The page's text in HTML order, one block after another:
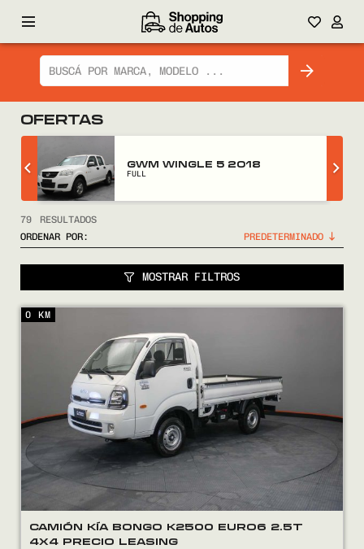
OFERTAS
GWM WINGLE 5 2018
FULL
79
RESULTADOS
ORDENAR POR:
MOSTRAR FILTROS
CAMIÓN KÍA BONGO K2500 EURO6 2.5T
4X4 PRECIO LEASING
0 KM